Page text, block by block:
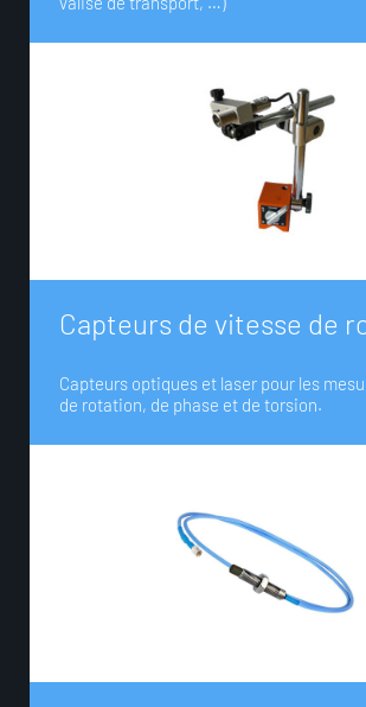
Capteurs de vitesse de r
Capteurs optiques et laser pour les
de rotation, de phase et de torsion.